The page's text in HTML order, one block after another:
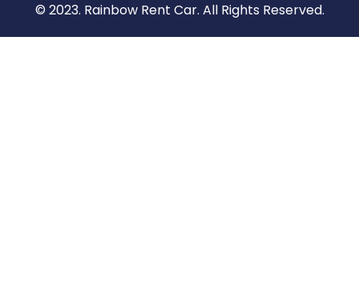
© 2023. Rainbow Rent Car. All Rights Reserved.